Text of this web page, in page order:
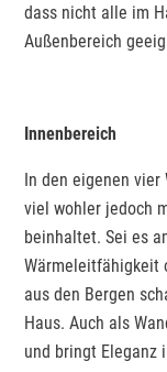
dass nicht alle im
Außenbereich
Innenbereich
In den eigenen
viel wohler jedoch
beinhaltet. Sei es
Wärmeleitfähigkeit
aus den Bergen
Haus. Auch als
und bringt Eleganz